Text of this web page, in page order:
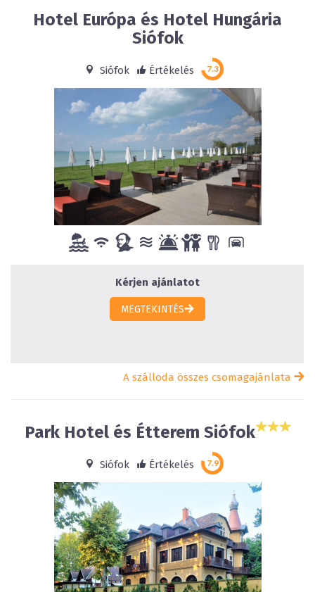
Hotel Európa és Hotel Hungária
Siófok
Siófok Értékelés
Kérjen ajánlatot
MEGTEKINTÉS
A szálloda összes csomagajánlata
Park Hotel és Étterem Siófok
Siófok Értékelés